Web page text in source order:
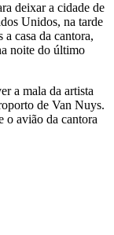
deixar a cidade de
Unidos, na tarde
casa da cantora,
noite do último
a mala da artista
de Van Nuys.
o avião da cantora